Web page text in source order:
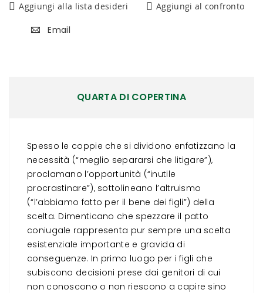
Aggiungi alla lista desideri Aggiungi al confronto
Email
QUARTA DI COPERTINA
Spesso le coppie che si dividono enfatizzano la
necessità (“meglio separarsi che litigare”),
proclamano l’opportunità (“inutile
procrastinare”), sottolineano l’altruismo
(“l’abbiamo fatto per il bene dei figli”) della
scelta. Dimenticano che spezzare il patto
coniugale rappresenta pur sempre una scelta
esistenziale importante e gravida di
conseguenze. In primo luogo per i figli che
subiscono decisioni prese dai genitori di cui
non conoscono o non riescono a capire sino